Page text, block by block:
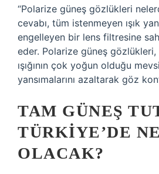
“Polarize güneş gözlükleri
cevabı, tüm istenmeyen ışık
engelleyen bir lens filtresine
eder. Polarize güneş
ışığının çok yoğun olduğu
yansımalarını azaltarak göz
TAM GÜNEŞ
TÜRKIYE’DE
OLACAK?